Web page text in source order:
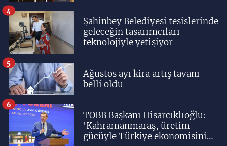
Şahinbey Belediyesi tesislerinde
geleceğin tasarımcıları
teknolojiyle yetişiyor
4
Ağustos ayı kira artış tavanı
belli oldu
5
TOBB Başkanı Hisarcıklıoğlu:
'Kahramanmaraş, üretim
gücüyle Türkiye ekonomisinin
6